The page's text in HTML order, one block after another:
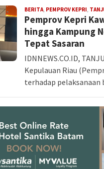
BERITA, PEMPROV KEPRI,
Pemprov Kepri
hingga Kampung
Tepat Sasaran
IDNNEWS.CO.ID,
Kepulauan Riau
terhadap